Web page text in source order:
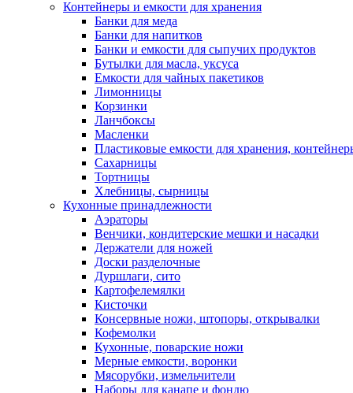
Контейнеры и емкости для хранения
Банки для меда
Банки для напитков
Банки и емкости для сыпучих продуктов
Бутылки для масла, уксуса
Емкости для чайных пакетиков
Лимонницы
Корзинки
Ланчбоксы
Масленки
Пластиковые емкости для хранения,
Сахарницы
Тортницы
Хлебницы, сырницы
Кухонные принадлежности
Аэраторы
Венчики, кондитерские мешки и насадки
Держатели для ножей
Доски разделочные
Дуршлаги, сито
Картофелемялки
Кисточки
Консервные ножи, штопоры, открывалки
Кофемолки
Кухонные, поварские ножи
Мерные емкости, воронки
Мясорубки, измельчители
Наборы для канапе и фондю